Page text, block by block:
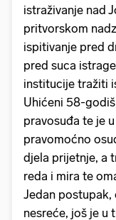
istraživanje nad
pritvorskom
ispitivanje pred
pred suca
institucije tražiti
Uhićeni 58-
pravosuđa te je
pravomoćno
djela prijetnje, a
reda i mira te
Jedan postupak,
nesreće, još je u